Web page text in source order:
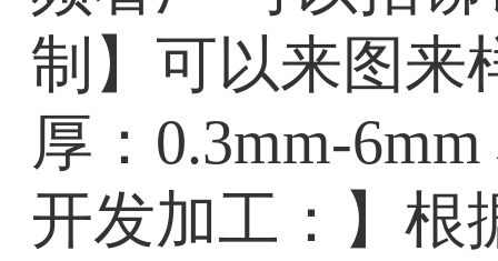
制】可以来图来
厚：0.3mm-
开发加工：】根